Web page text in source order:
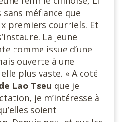
sans méfiance que
premiers courriels. Et
La jeune
comme issue d’une
ouverte à une
plus vaste. « A coté
Lao Tseu que je
je m’intéresse à
soient